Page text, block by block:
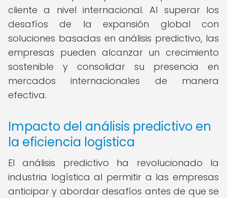
cliente a nivel internacional. Al superar los
desafíos de la expansión global con
soluciones basadas en análisis predictivo, las
empresas pueden alcanzar un crecimiento
sostenible y consolidar su presencia en
mercados internacionales de manera
efectiva.
Impacto del análisis predictivo en
la eficiencia logística
El análisis predictivo ha revolucionado la
industria logística al permitir a las empresas
anticipar y abordar desafíos antes de que se